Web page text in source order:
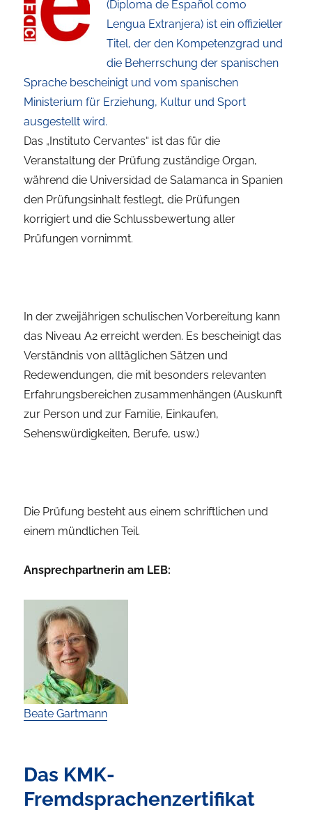
(Diploma de Español como
Lengua Extranjera) ist ein offizieller
Titel, der den Kompetenzgrad und
die Beherrschung der spanischen
Sprache bescheinigt und vom spanischen
Ministerium für Erziehung, Kultur und Sport
ausgestellt wird.
Das „Instituto Cervantes“ ist das für die
Veranstaltung der Prüfung zuständige Organ,
während die Universidad de Salamanca in Spanien
den Prüfungsinhalt festlegt, die Prüfungen
korrigiert und die Schlussbewertung aller
Prüfungen vornimmt.
In der zweijährigen schulischen Vorbereitung kann
das Niveau A2 erreicht werden. Es bescheinigt das
Verständnis von alltäglichen Sätzen und
Redewendungen, die mit besonders relevanten
Erfahrungsbereichen zusammenhängen (Auskunft
zur Person und zur Familie, Einkaufen,
Sehenswürdigkeiten, Berufe, usw.)
Die Prüfung besteht aus einem schriftlichen und
einem mündlichen Teil.
Ansprechpartnerin am LEB:
Beate Gartmann
Das KMK-
Fremdsprachenzertifikat